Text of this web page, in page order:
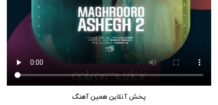
پخش آنلاین همین آهنگ